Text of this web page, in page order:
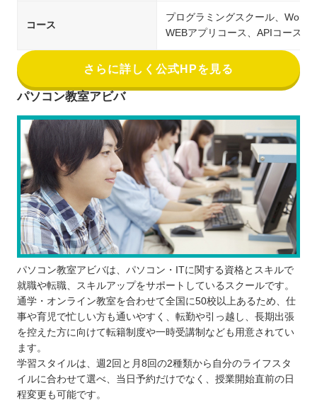
コース
プログラミングスクール、
WEBアプリコース、APIコース
さらに詳しく公式HPを見る
パソコン教室アビバ
パソコン教室アビバは、パソコン・ITに関する資格とスキルで
就職や転職、スキルアップをサポートしているスクールです。
通学・オンライン教室を合わせて全国に50校以上あるため、仕
事や育児で忙しい方も通いやすく、転勤や引っ越し、長期出張
を控えた方に向けて転籍制度や一時受講制なども用意されてい
ます。
学習スタイルは、週2回と月8回の2種類から自分のライフスタ
イルに合わせて選べ、当日予約だけでなく、授業開始直前の日
程変更も可能です。